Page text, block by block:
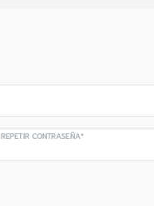
REPETIR CONTRASEÑA*